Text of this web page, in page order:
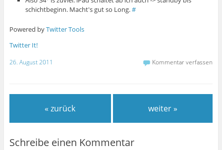
schichtbeginn. Macht's gut so Long.#
Powered byTwitter Tools
Twitter It!
26. August 2011 Kommentar verfassen
« zurück weiter »
Schreibe einen Kommentar